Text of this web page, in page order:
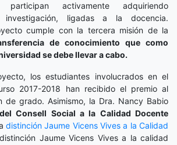
activamente adquiriendo
investigación, ligadas a la docencia.
cumple con la tercera misión de la
de conocimiento que como
se debe llevar a cabo.
los estudiantes involucrados en el
2017-2018 han recibido el premio al
de grado. Asimismo, la Dra. Nancy Babio
Consell Social a la Calidad Docente
distinción Jaume Vicens Vives a la Calidad
Jaume Vicens Vives a la calidad